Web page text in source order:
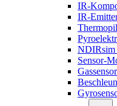
IR-
IR-
NDIRsim
Sensor-